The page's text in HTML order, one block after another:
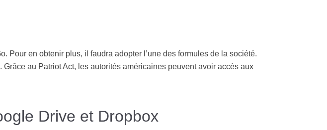
Pour en obtenir plus, il faudra adopter l’une des formules de la société.
au Patriot Act, les autorités américaines peuvent avoir accès aux
Drive et Dropbox